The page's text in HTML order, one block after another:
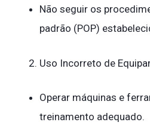
Não seguir os
padrão (POP)
Uso Incorreto de
Operar máquinas e
treinamento adequado.